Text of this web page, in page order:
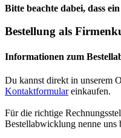
Bitte beachte dabei, dass
Bestellung als
Informationen zum
Du kannst direkt in unserem
Kontaktformulareinkaufen.
Für die richtige
Bestellabwicklung nenne uns